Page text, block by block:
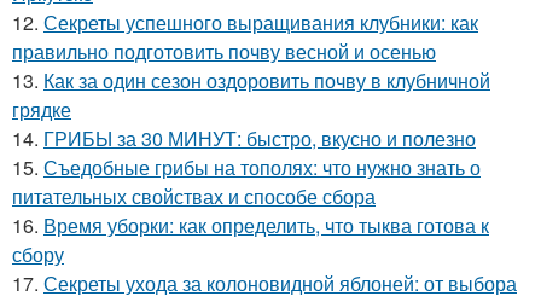
12. Секреты успешного выращивания клубники: как
правильно подготовить почву весной и осенью
13. Как за один сезон оздоровить почву в клубничной
грядке
14. ГРИБЫ за 30 МИНУТ: быстро, вкусно и полезно
15. Съедобные грибы на тополях: что нужно знать о
питательных свойствах и способе сбора
16. Время уборки: как определить, что тыква готова к
сбору
17. Секреты ухода за колоновидной яблоней: от выбора